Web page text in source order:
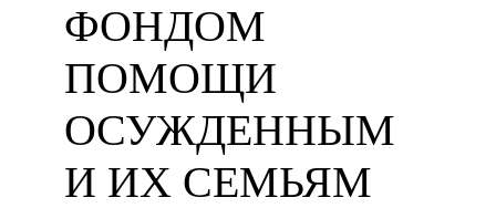
ФОНДОМ
ПОМОЩИ
ОСУЖДЕННЫМ
И ИХ СЕМЬЯМ